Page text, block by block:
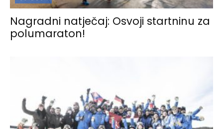
Nagradni natječaj: Osvoji startninu za
polumaraton!